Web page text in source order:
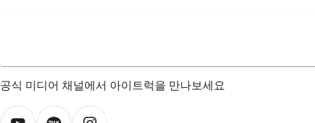
공식 미디어 채널에서 아이트럭을 만나보세요